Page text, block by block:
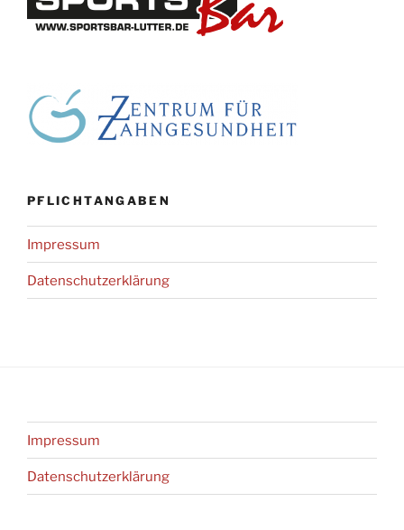
PFLICHTANGABEN
Impressum
Datenschutz­erklärung
Impressum
Datenschutz­erklärung